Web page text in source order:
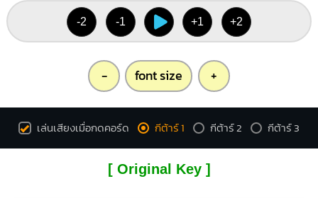
1 1
2
3
4
-2 -1 +1 +2
- font size +
เล่นเสียงเมื่อกดคอร์ด กีต้าร์ 1 กีต้าร์ 2 กีต้าร์ 3
[ Original Key ]